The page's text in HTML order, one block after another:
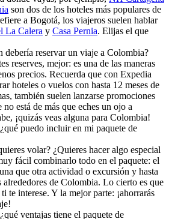
son dos de los hoteles más populares de
a Bogotá, los viajeros suelen hablar
La Calera y Casa Pernia. Elijas el que
debería reservar un viaje a Colombia?
reserves, mejor: es una de las maneras
precios. Recuerda que con Expedia
hoteles o vuelos con hasta 12 meses de
también suelen lanzarse promociones
está de más que eches un ojo a
¡quizás veas alguna para Colombia!
puedo incluir en mi paquete de
volar? ¿Quieres hacer algo especial
fácil combinarlo todo en el paquete: el
que otra actividad o excursión y hasta
de Colombia. Lo cierto es que
te interese. Y la mejor parte: ¡ahorrarás
ventajas tiene el paquete de